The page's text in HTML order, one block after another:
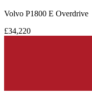
Volvo P1800 E Overdrive
£34,220